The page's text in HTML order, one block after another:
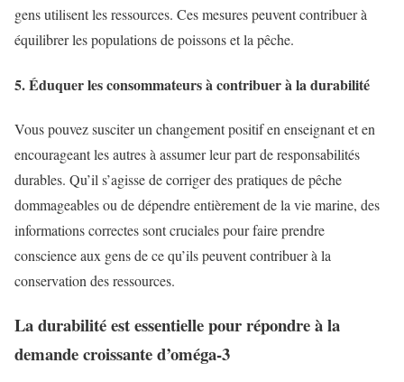
gens utilisent les ressources. Ces mesures peuvent contribuer à
équilibrer les populations de poissons et la pêche.
5. Éduquer les consommateurs à contribuer à la durabilité
Vous pouvez susciter un changement positif en enseignant et en
encourageant les autres à assumer leur part de responsabilités
durables. Qu’il s’agisse de corriger des pratiques de pêche
dommageables ou de dépendre entièrement de la vie marine, des
informations correctes sont cruciales pour faire prendre
conscience aux gens de ce qu’ils peuvent contribuer à la
conservation des ressources.
La durabilité est essentielle pour répondre à la
demande croissante d’oméga-3